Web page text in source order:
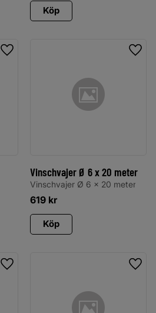
Köp
Lägg till i favoriter
Vinschvajer Ø 6 x 20 meter
Vinschvajer Ø 6 x 20 meter
619 kr
Köp
Lägg till i favoriter